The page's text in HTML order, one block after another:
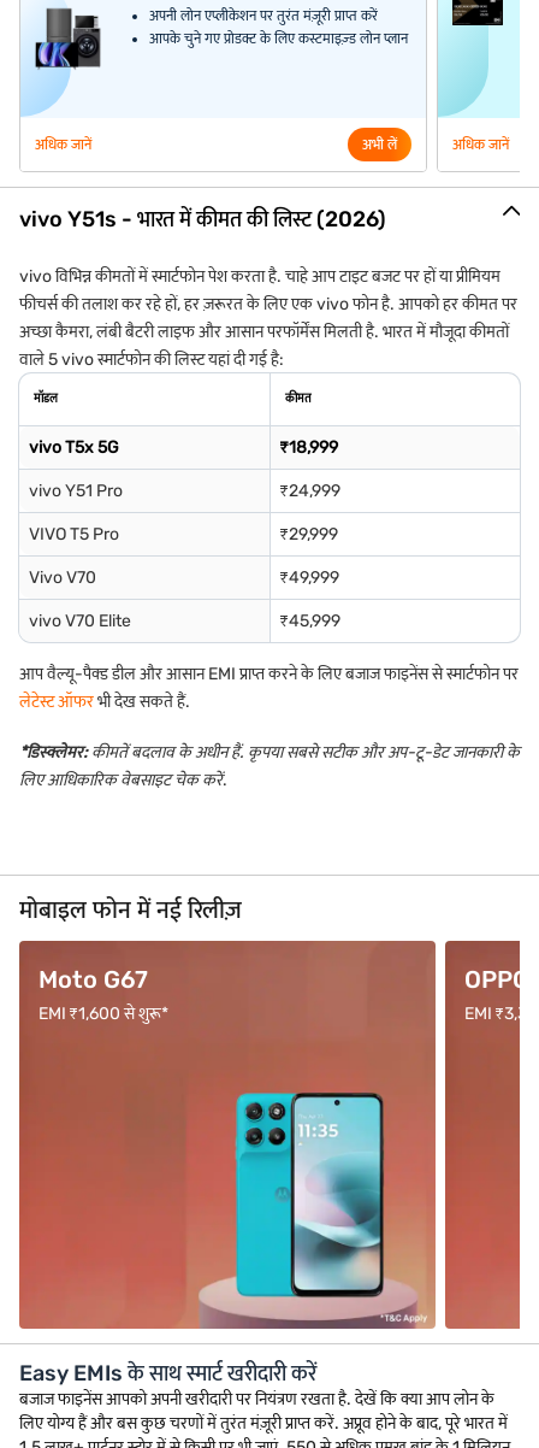
अपनी लोन एप्लीकेशन पर तुरंत मंज़ूरी प्राप्त करें
आपके चुने गए प्रोडक्ट के लिए कस्टमाइज़्ड लोन प्लान
अधिक जानें अभी लें अधिक जानें
vivo Y51s - भारत में कीमत की लिस्ट (2026)
vivo विभिन्न कीमतों में स्मार्टफोन पेश करता है. चाहे आप टाइट बजट पर हों या प्रीमियम
फीचर्स की तलाश कर रहे हों, हर ज़रूरत के लिए एक vivo फोन है. आपको हर कीमत पर
अच्छा कैमरा, लंबी बैटरी लाइफ और आसान परफॉर्मेंस मिलती है. भारत में मौजूदा कीमतों
वाले 5 vivo स्मार्टफोन की लिस्ट यहां दी गई है:
मॉडल कीमत
vivo T5x 5G ₹18,999
vivo Y51 Pro ₹24,999
VIVO T5 Pro ₹29,999
Vivo V70 ₹49,999
vivo V70 Elite ₹45,999
आप वैल्यू-पैक्ड डील और आसान EMI प्राप्त करने के लिए बजाज फाइनेंस से स्मार्टफोन पर
लेटेस्ट ऑफरभी देख सकते हैं.
*डिस्क्लेमर:कीमतें बदलाव के अधीन हैं. कृपया सबसे सटीक और अप-टू-डेट जानकारी के
लिए आधिकारिक वेबसाइट चेक करें.
मोबाइल फोन में नई रिलीज़
Moto G67
EMI ₹1,600 से शुरू*
OPPO
EMI
Easy EMIs के साथ स्मार्ट खरीदारी करें
बजाज फाइनेंस आपको अपनी खरीदारी पर नियंत्रण रखता है. देखें कि क्या आप लोन के
लिए योग्य हैं और बस कुछ चरणों में तुरंत मंज़ूरी प्राप्त करें. अप्रूव होने के बाद, पूरे भारत में